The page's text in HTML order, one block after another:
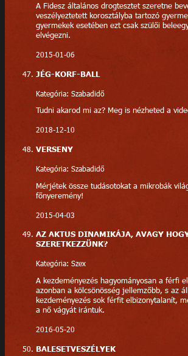
A Fidesz általános drogtesztet szeretne
veszélyeztetett korosztályba tartozó
gyermekek esetében ezt csak szülői
elvégezni.
2015-01-06
JÉG-KORF-BALL
Kategória: Szabadidő
Tudni akarod mi az? Meg is nézheted a
2018-12-10
VERSENY
Kategória: Szabadidő
Mérjétek össze tudásotokat a mikrobák
főnyeremény!
2015-04-03
AZ AKTUS DINAMIKÁJA, AVAGY
SZERETKEZZÜNK?
Kategória: Szex
A kezdeményezés hagyományosan a férfi
azonban a kölcsönösség jellemzőbb, s az
kezdeményezés sok férfit elbizonytalanít,
a nő vágyát irántuk.
2016-05-20
BALESETVESZÉLYEK